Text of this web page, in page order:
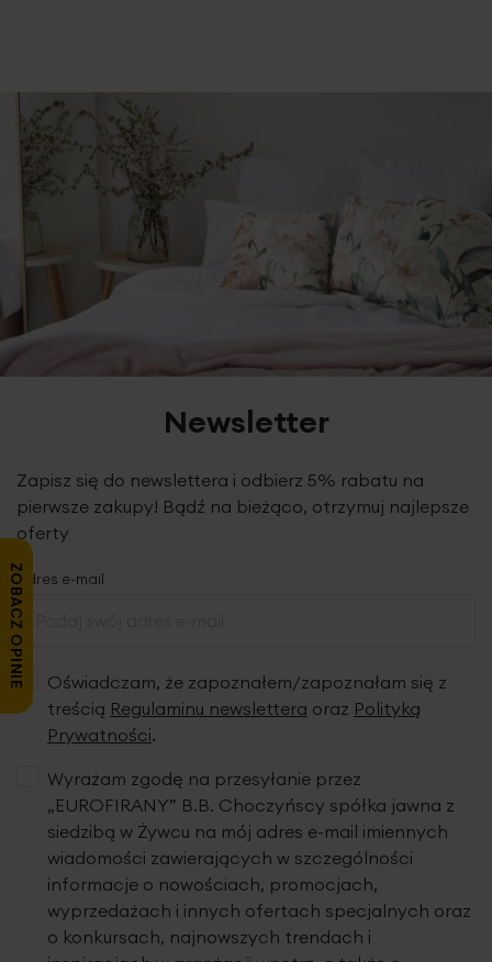
Klasyczna markizeta w odcieniu śnieżnej
bieli
zdobiona w dolnej części trzema pasami
gipiurowego haftu.
prezentuje się zarówno w towarzystwie dobranych zasłon,
Strojnyażurowy haftto niezwykła, zwracająca uwagę
ozdoba, która sprawia, że po zawieszeniu na karniszu
firana pięknie się prezentuje podkreślając szyk wnętrza, w
którym zdecydujemy się ją wyeksponować.
światła, dlatego szczególnie polecamy ją do
romantycznych stylizacjach, a także w strojnych
aranżacjach glamour. Wzór do wysokości 100 cm.
Newsletter
Zapisz się do newslettera i odbierz 5% rabatu na
pierwsze zakupy! Bądź na bieżąco, otrzymuj najlepsze
oferty
Adres e-mail
Oświadczam, że zapoznałem/zapoznałam się z
treścią Regulaminu newslettera oraz Polityką
Prywatności.
Wyrażam zgodę na przesyłanie przez
„EUROFIRANY” B.B. Choczyńscy spółka jawna z
siedzibą w Żywcu na mój adres e-mail imiennych
wiadomości zawierających w szczególności
informacje o nowościach, promocjach,
wyprzedażach i innych ofertach specjalnych oraz
o konkursach, najnowszych trendach i
ZOBACZ OPINIE